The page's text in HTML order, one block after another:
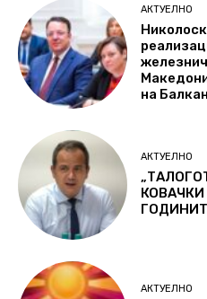
АКТУЕЛНО
на
АКТУЕЛНО
АКТУЕЛНО